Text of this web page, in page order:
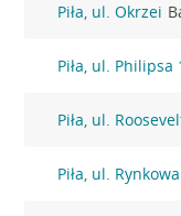
Piła, ul. Okrzei
Piła, ul. Philipsa
Piła, ul.
Piła, ul.